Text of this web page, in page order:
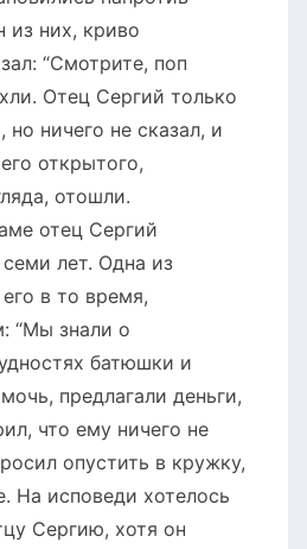
из них, криво
“Смотрите, поп
Отец Сергий только
но ничего не сказал, и
открытого,
отошли.
отец Сергий
лет. Одна из
в то время,
“Мы знали о
батюшки и
предлагали деньги,
что ему ничего не
опустить в кружку,
На исповеди хотелось
Сергию, хотя он